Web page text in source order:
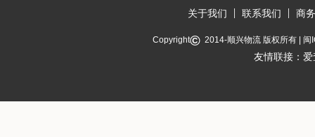
关于我们 联系我们 商
Copyright© 2014-顺兴物流版权所有 | 闽
友情联接：